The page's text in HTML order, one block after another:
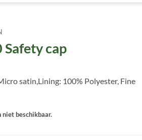
cap
satin,Lining: 100% Polyester, Fine
beschikbaar.